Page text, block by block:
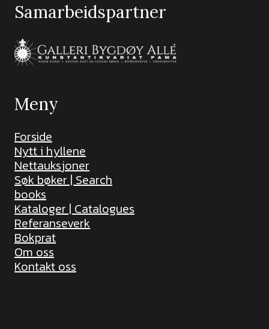
Samarbeidspartner
Meny
Forside
Nytt i hyllene
Nettauksjoner
Søk bøker | Search
books
Kataloger | Catalogues
Referanseverk
Bokprat
Om oss
Kontakt oss